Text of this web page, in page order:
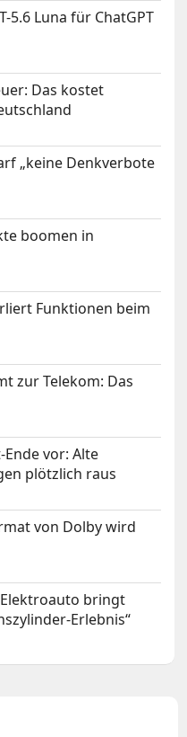
5.6 Luna für ChatGPT
Das kostet
„keine Denkverbote
boomen in
Funktionen beim
zur Telekom: Das
vor: Alte
plötzlich raus
von Dolby wird
bringt
Erlebnis“